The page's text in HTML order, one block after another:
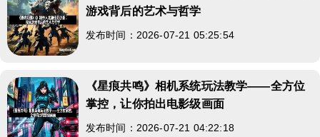
游戏背后的艺术与哲学
发布时间：2026-07-21 05:25:54
《星痕共鸣》相机系统玩法教学——全方位
掌控，让你拍出电影级画面
发布时间：2026-07-21 04:22:18